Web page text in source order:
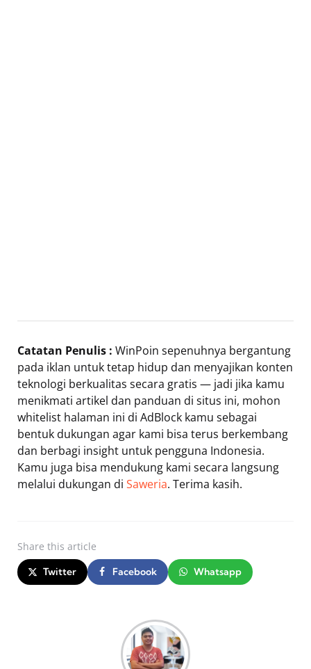
Catatan Penulis : WinPoin sepenuhnya bergantung
pada iklan untuk tetap hidup dan menyajikan konten
teknologi berkualitas secara gratis — jadi jika kamu
menikmati artikel dan panduan di situs ini, mohon
whitelist halaman ini di AdBlock kamu sebagai
bentuk dukungan agar kami bisa terus berkembang
dan berbagi insight untuk pengguna Indonesia.
Kamu juga bisa mendukung kami secara langsung
melalui dukungan di Saweria. Terima kasih.
Share this article
Twitter Facebook Whatsapp